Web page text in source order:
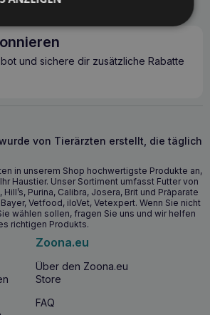
Fr. 10:00 - 14:00
und sichere dir zusätzliche Rabatte
von Tierärzten erstellt, die täglich
in unserem Shop hochwertigste Produkte an,
Haustier. Unser Sortiment umfasst Futter von
Purina, Calibra, Josera, Brit und Präparate
Vetfood, iloVet, Vetexpert. Wenn Sie nicht
wählen sollen, fragen Sie uns und wir helfen
richtigen Produkts.
Zoona.eu
Über den Zoona.eu
Store
FAQ